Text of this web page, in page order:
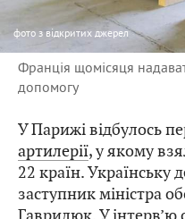
фото з відкритих джерел
Франція щомісяця
допомогу
У Парижі відбулось
артилерії, у якому
22 країн. Українську
заступник міністра